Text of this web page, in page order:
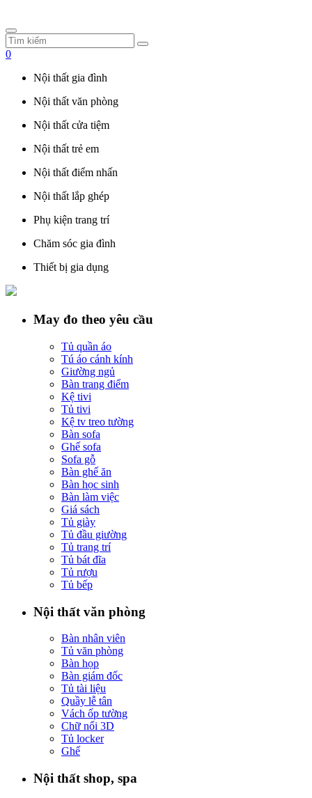
0
Nội thất gia đình
Nội thất văn phòng
Nội thất cửa tiệm
Nội thất trẻ em
Nội thất điểm nhấn
Nội thất lắp ghép
Phụ kiện trang trí
Chăm sóc gia đình
Thiết bị gia dụng
May đo theo yêu cầu
Tủ quần áo
Tú áo cánh kính
Giường ngủ
Bàn trang điểm
Kệ tivi
Tủ tivi
Kệ tv treo tường
Bàn sofa
Ghế sofa
Sofa gỗ
Bàn ghế ăn
Bàn học sinh
Bàn làm việc
Giá sách
Tủ giày
Tủ đầu giường
Tủ trang trí
Tủ bát đĩa
Tủ rượu
Tủ bếp
Nội thất văn phòng
Bàn nhân viên
Tủ văn phòng
Bàn họp
Bàn giám đốc
Tủ tài liệu
Quầy lễ tân
Vách ốp tường
Chữ nổi 3D
Tủ locker
Ghế
Nội thất shop, spa